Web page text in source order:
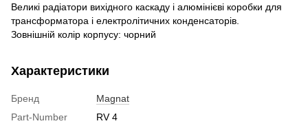
Великі радіатори вихідного каскаду і алюмінієві коробки для
трансформатора і електролітичних конденсаторів.
Зовнішній колір корпусу: чорний
Характеристики
Бренд
Magnat
Part-Number
RV 4